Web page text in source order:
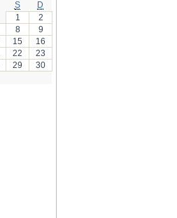
S
D
1
2
8
9
15
16
22
23
29
30